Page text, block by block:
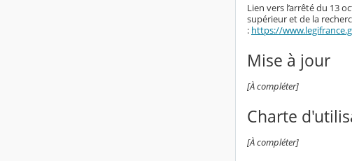
Lien vers l’arrêté du 13
supérieur et de la
: https://
Mise à jour
[À compléter]
Charte
[À compléter]